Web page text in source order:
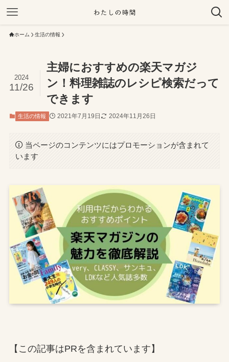
ホーム 生活の情報
主婦におすすめの楽天マガジ
ン！料理雑誌のレシピ検索だって
できます
2024
11/26
生活の情報 2021年7月19日 2024年11月26日
当ページのコンテンツにはプロモーションが含まれて
います
【この記事はPRを含まれています】